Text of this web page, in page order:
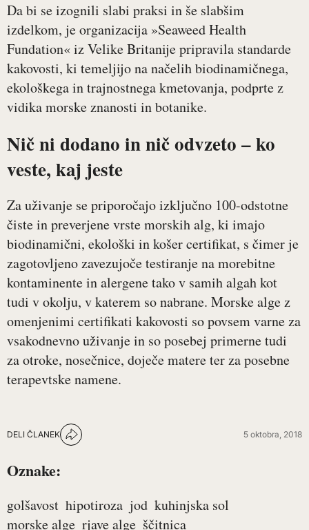
Da bi se izognili slabi praksi in še slabšim
izdelkom, je organizacija »Seaweed Health
Fundation« iz Velike Britanije pripravila standarde
kakovosti, ki temeljijo na načelih biodinamičnega,
ekološkega in trajnostnega kmetovanja, podprte z
vidika morske znanosti in botanike.
Nič ni dodano in nič odvzeto – ko
veste, kaj jeste
Za uživanje se priporočajo izključno 100-odstotne
čiste in preverjene vrste morskih alg, ki imajo
biodinamični, ekološki in košer certifikat, s čimer je
zagotovljeno zavezujoče testiranje na morebitne
kontaminente in alergene tako v samih algah kot
tudi v okolju, v katerem so nabrane. Morske alge z
omenjenimi certifikati kakovosti so povsem varne za
vsakodnevno uživanje in so posebej primerne tudi
za otroke, nosečnice, doječe matere ter za posebne
terapevtske namene.
DELI ČLANEK 5 oktobra, 2018
Oznake:
golšavost hipotiroza jod kuhinjska sol
morske alge rjave alge ščitnica